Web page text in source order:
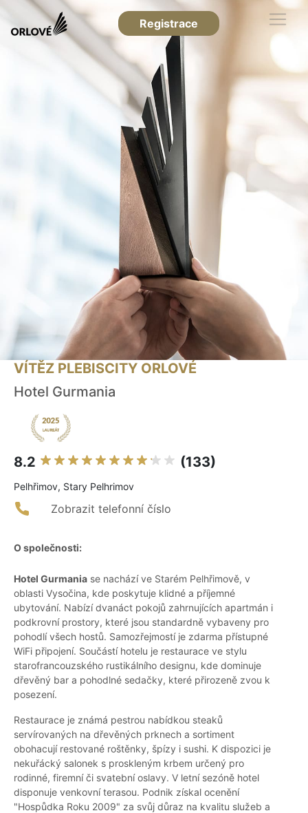
Registrace
VÍTĚZ PLEBISCITY ORLOVÉ
Hotel Gurmania
8.2 (133)
Pelhřimov, Stary Pelhrimov
Zobrazit telefonní číslo
O společnosti:
Hotel Gurmania se nachází ve Starém Pelhřimově, v
oblasti Vysočina, kde poskytuje klidné a příjemné
ubytování. Nabízí dvanáct pokojů zahrnujících apartmán i
podkrovní prostory, které jsou standardně vybaveny pro
pohodlí všech hostů. Samozřejmostí je zdarma přístupné
WiFi připojení. Součástí hotelu je restaurace ve stylu
starofrancouzského rustikálního designu, kde dominuje
dřevěný bar a pohodlné sedačky, které přirozeně zvou k
posezení.
Restaurace je známá pestrou nabídkou steaků
servírovaných na dřevěných prknech a sortiment
obohacují restované roštěnky, špízy i sushi. K dispozici je
nekuřácký salonek s proskleným krbem určený pro
rodinné, firemní či svatební oslavy. V letní sezóně hotel
disponuje venkovní terasou. Podnik získal ocenění
"Hospůdka Roku 2009" za svůj důraz na kvalitu služeb a